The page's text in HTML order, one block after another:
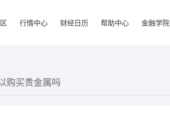
行情中心 财经日历 帮助中心 金融学院
购买贵金属吗